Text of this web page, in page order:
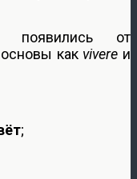
от
как vivere и
;